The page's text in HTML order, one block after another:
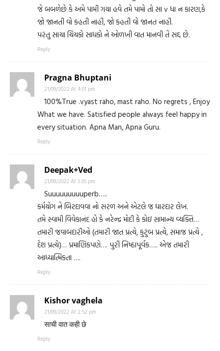
જે બબળેછે કે અમે પામી ગયા હવે તમે પામો તો સા v ધા ન કારણ,કે
જો જાનતી વો કહતી નાહી, જો કહતી વો જાનત નાહી.
પરંતુ સાચા ચિંયકો સાધકો ને ઓળખી વાત માનવી તેં સદ્દ છે.
Reply
Pragna Bhuptani
21/09/2022 At 4:01 pm
100%True .vyast raho, mast raho. No regrets , Enjoy
What we have. Satisfied people always feel happy in
every situation. Apna Man, Apna Guru.
Reply
Deepak+Ved
21/09/2022 At 3:05 pm
Suuuuuuuuuperb…..
કર્મયોગ ને બિરદાવવા નો સરળ અને એટલે જ ધારદાર લેખ.
તમે સ્વામી વિવેકાનંદ હો કે નરેન્દ્ર મોદી કે કોઇ સામાન્ય વ્યક્તિ…
તમારી જવાબદારીઓ (તમારી જાત પ્રત્યે, કુટુંબ પ્રત્યે, સમાજ પ્રત્યે ,
દેશ પ્રત્યે)… પ્રમાણિકપણે…. પુરી નિષ્ઠાપૂર્વક….. એજ તમારી
આધ્યાત્મિકતા ….
Reply
Kishor vaghela
21/09/2022 At 2:52 pm
साची वात कही छे
Reply